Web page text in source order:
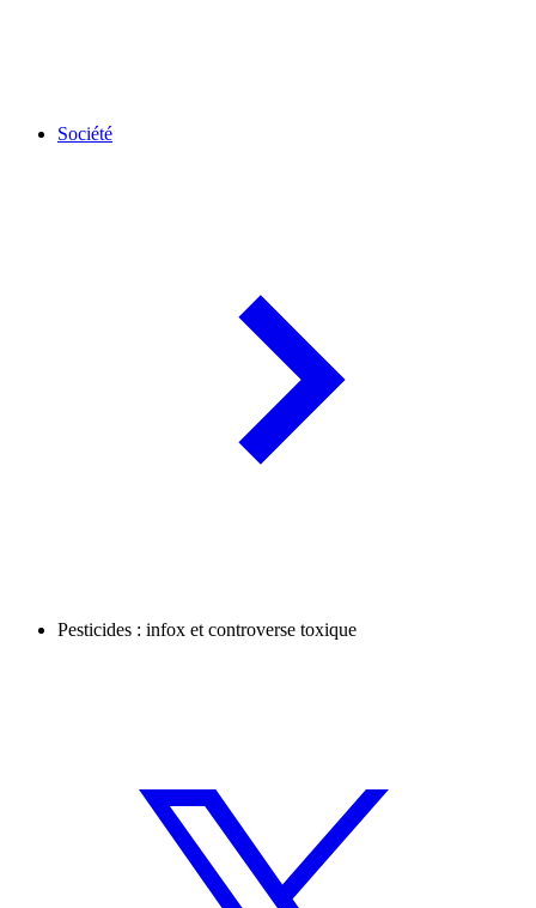
Société
Pesticides : infox et controverse toxique